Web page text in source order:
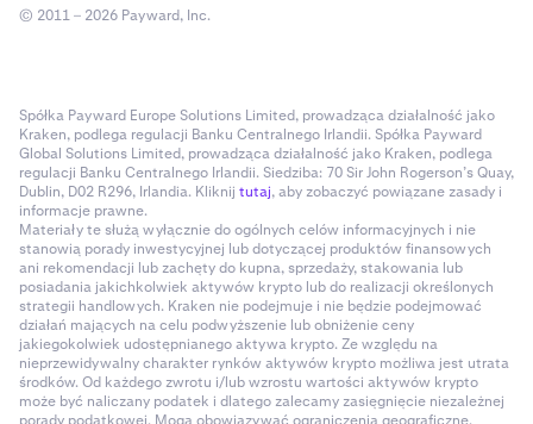
© 2011 – 2026 Payward, Inc.
Spółka Payward Europe Solutions Limited, prowadząca działalność jako
Kraken, podlega regulacji Banku Centralnego Irlandii. Spółka Payward
Global Solutions Limited, prowadząca działalność jako Kraken, podlega
regulacji Banku Centralnego Irlandii. Siedziba: 70 Sir John Rogerson’s Quay,
Dublin, D02 R296, Irlandia. Kliknij tutaj, aby zobaczyć powiązane zasady i
informacje prawne.
Materiały te służą wyłącznie do ogólnych celów informacyjnych i nie
stanowią porady inwestycyjnej lub dotyczącej produktów finansowych
ani rekomendacji lub zachęty do kupna, sprzedaży, stakowania lub
posiadania jakichkolwiek aktywów krypto lub do realizacji określonych
strategii handlowych. Kraken nie podejmuje i nie będzie podejmować
działań mających na celu podwyższenie lub obniżenie ceny
jakiegokolwiek udostępnianego aktywa krypto. Ze względu na
nieprzewidywalny charakter rynków aktywów krypto możliwa jest utrata
środków. Od każdego zwrotu i/lub wzrostu wartości aktywów krypto
może być naliczany podatek i dlatego zalecamy zasięgnięcie niezależnej